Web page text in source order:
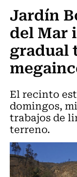
Jardín
del Mar
gradual
El recinto
domingos,
trabajos de
terreno.